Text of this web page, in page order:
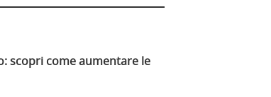
scopri come aumentare le